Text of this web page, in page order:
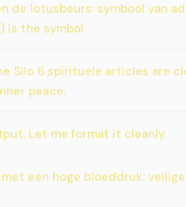
de lotusbeurs: symbool van
is the symbol.
Silo 6 spirituele articles are
peace.
Let me format it cleanly.
een hoge bloeddruk: